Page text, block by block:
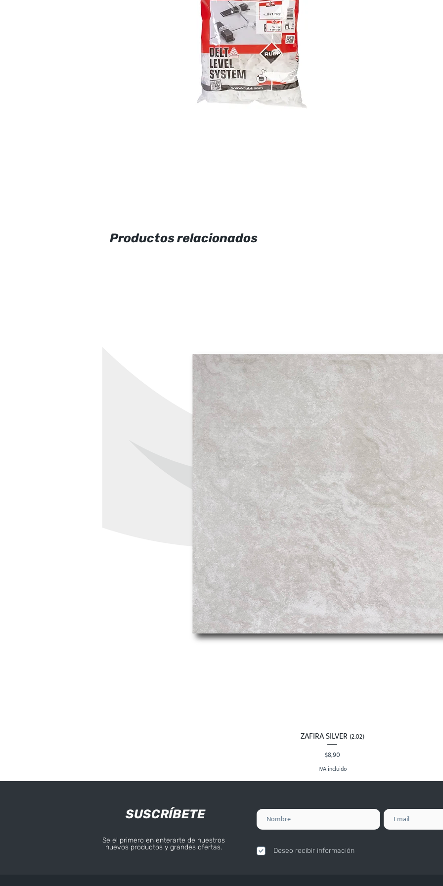
Productos relacionados
Vista rápida
ZAFIRA SILVER (2.02)
Precio
$8,90
IVA incluido
SUSCRÍBETE
Se el primero en enterarte de nuestros
nuevos productos y grandes ofertas.
Deseo recibir información